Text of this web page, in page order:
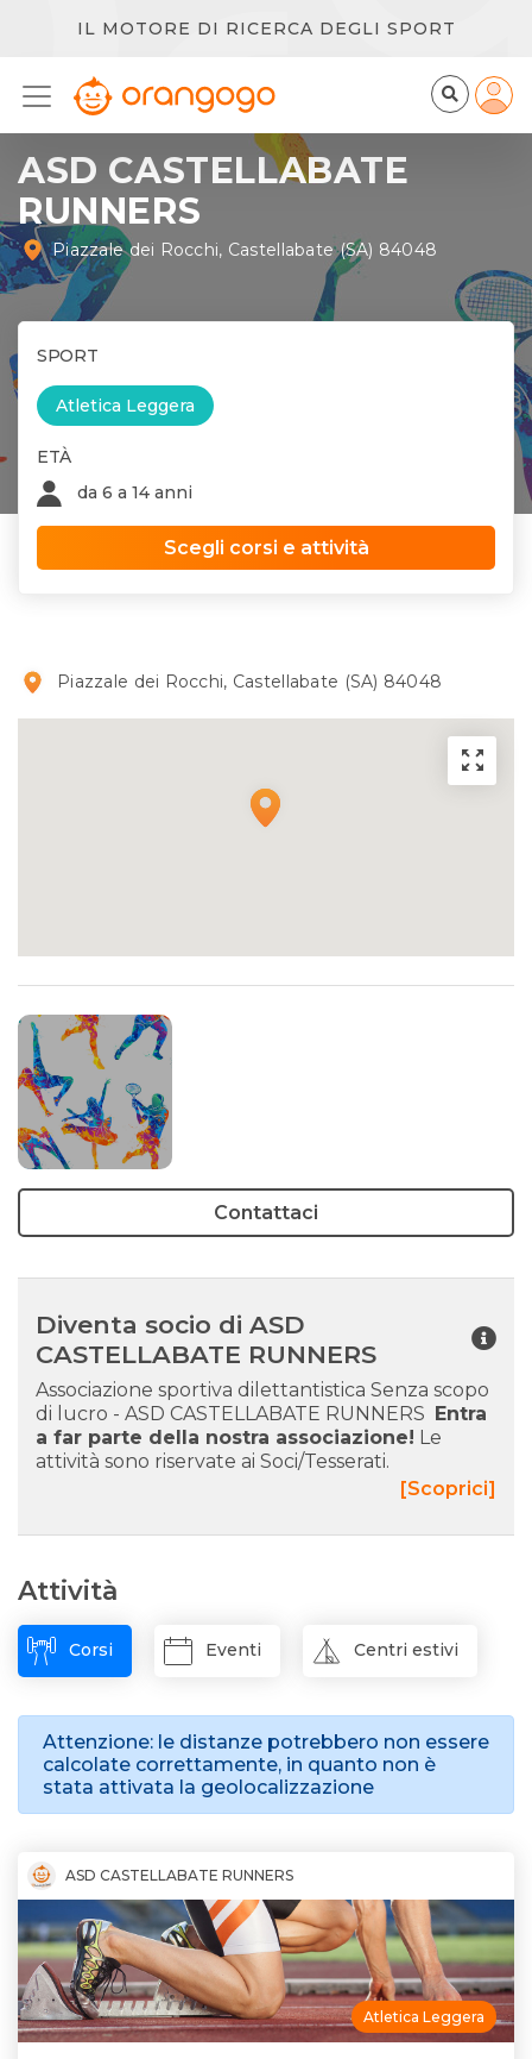
IL MOTORE DI RICERCA DEGLI SPORT
ASD CASTELLABATE
RUNNERS
Piazzale dei Rocchi, Castellabate (SA) 84048
SPORT
Atletica Leggera
ETÀ
da 6 a 14 anni
Scegli corsi e attività
Piazzale dei Rocchi, Castellabate (SA) 84048
Contattaci
Diventa socio di ASD
CASTELLABATE RUNNERS
Associazione sportiva dilettantistica Senza scopo
di lucro - ASD CASTELLABATE RUNNERS Entra
a far parte della nostra associazione! Le
attività sono riservate ai Soci/Tesserati.
[Scoprici]
Attività
Corsi Eventi Centri estivi
Attenzione: le distanze potrebbero non essere
calcolate correttamente, in quanto non è
stata attivata la geolocalizzazione
ASD CASTELLABATE RUNNERS
Atletica Leggera